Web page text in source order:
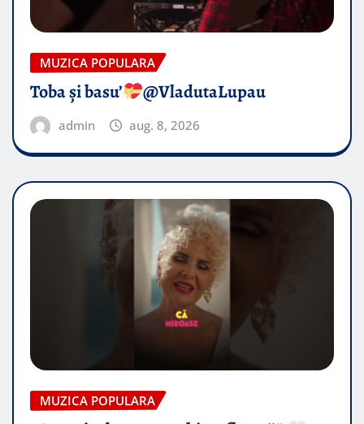
MUZICA POPULARA
Toba și basu’ @VladutaLupau
admin aug. 8, 2026
MUZICA POPULARA